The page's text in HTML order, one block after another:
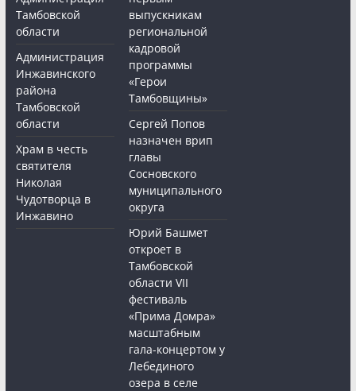
Тамбовской
области
Администрация
Инжавинского
района
Тамбовской
области
Храм в честь
святителя
Николая
Чудотворца в
Инжавино
выпускникам
региональной
кадровой
программы
«Герои
Тамбовщины»
Сергей Попов
назначен врип
главы
Сосновского
муниципального
округа
Юрий Башмет
откроет в
Тамбовской
области VII
фестиваль
«Прима Домра»
масштабным
гала-концертом у
Лебединого
озера в селе